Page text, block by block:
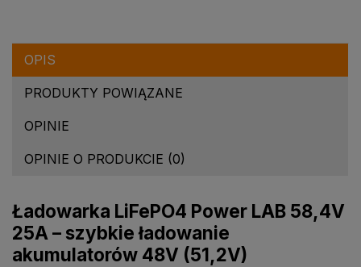
OPIS
PRODUKTY POWIĄZANE
OPINIE
OPINIE O PRODUKCIE (0)
Ładowarka LiFePO4 Power LAB 58,4V
25A – szybkie ładowanie
akumulatorów 48V (51,2V)